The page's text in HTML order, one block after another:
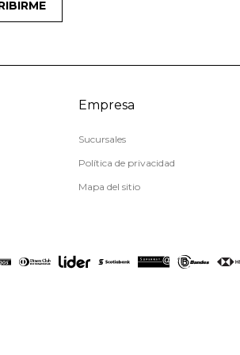
Empresa
Sucursales
Política de privacidad
Mapa del sitio